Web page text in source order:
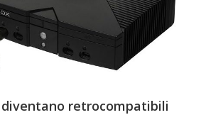
diventano retrocompatibili